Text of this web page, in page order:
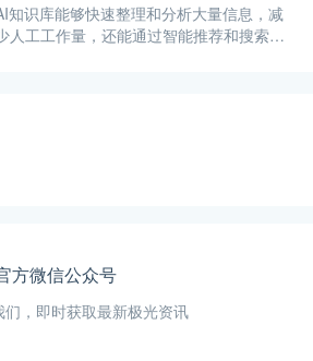
知识库能够快速整理和分析大量信息，减
人工工作量，还能通过智能推荐和搜索功
方微信公众号
们，即时获取最新极光资讯